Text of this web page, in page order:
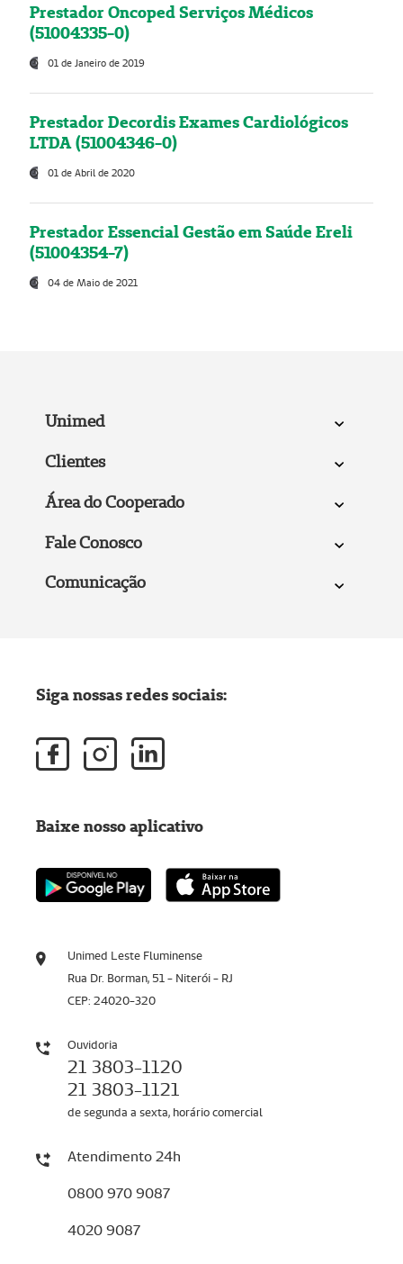
Prestador Oncoped Serviços Médicos
(51004335-0)
01 de Janeiro de 2019
Prestador Decordis Exames Cardiológicos
LTDA (51004346-0)
01 de Abril de 2020
Prestador Essencial Gestão em Saúde Ereli
(51004354-7)
04 de Maio de 2021
Unimed
Clientes
Área do Cooperado
Fale Conosco
Comunicação
Unimed Leste Fluminense
Rua Dr. Borman, 51 - Niterói - RJ
CEP: 24020-320
Ouvidoria
21 3803-1120
21 3803-1121
de segunda a sexta, horário comercial
Atendimento 24h
0800 970 9087
4020 9087
Siga nossas redes sociais:
Baixe nosso aplicativo